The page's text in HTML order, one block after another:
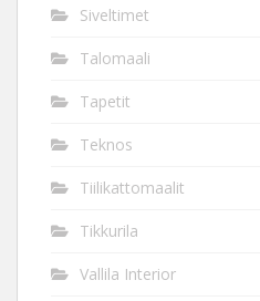
Siveltimet
Talomaali
Tapetit
Teknos
Tiilikattomaalit
Tikkurila
Vallila Interior